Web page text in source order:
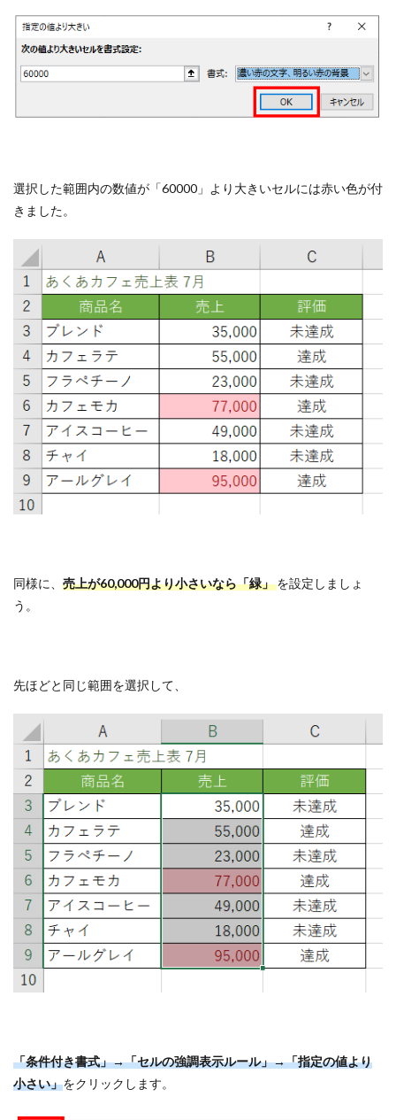
選択した範囲内の数値が「60000」より大きいセルには赤い色が付
きました。
同様に、 売上が60,000円より小さいなら「緑」を設定しましょ
う。
先ほどと同じ範囲を選択して、
「条件付き書式」→「セルの強調表示ルール」→「指定の値より
小さい」をクリックします。